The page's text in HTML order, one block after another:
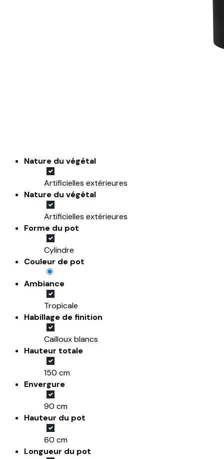
Nature du végétal
Artificielles extérieures
Nature du végétal
Artificielles extérieures
Forme du pot
Cylindre
Couleur de pot
Ambiance
Tropicale
Habillage de finition
Cailloux blancs
Hauteur totale
150 cm
Envergure
90 cm
Hauteur du pot
60 cm
Longueur du pot